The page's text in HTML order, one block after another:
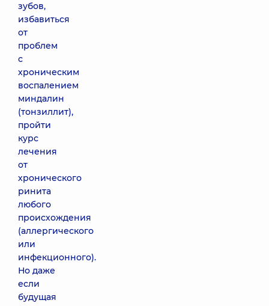
зубов,
избавиться
от
проблем
с
хроническим
воспалением
миндалин
(тонзиллит),
пройти
курс
лечения
от
хронического
ринита
любого
происхождения
(аллергического
или
инфекционного).
Но даже
если
будущая